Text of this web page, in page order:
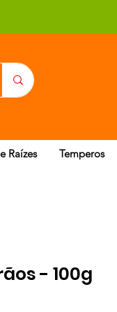
Raízes Temperos
- 100g